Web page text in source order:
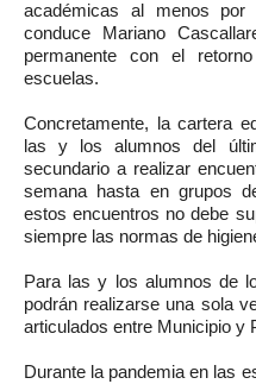
académicas al menos
conduce Mariano
permanente con el
escuelas.
Concretamente, la cartera
las y los alumnos del
secundario a realizar
semana hasta en grupos
estos encuentros no debe
siempre las normas de
Para las y los alumnos de
podrán realizarse una sola
articulados entre Municipio y
Durante la pandemia en las